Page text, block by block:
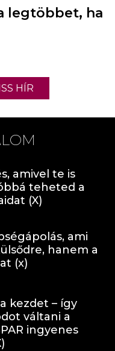
legtöbbet, ha
HÍR
amivel te is
teheted a
(X)
ami
hanem a
(x)
kezdet – így
váltani a
ingyenes